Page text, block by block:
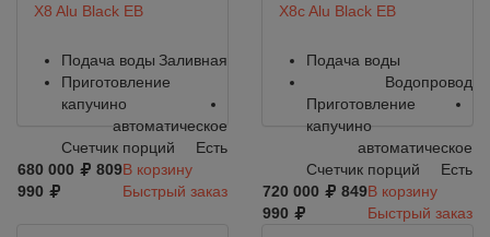
X8 Alu Black EВ
Подача воды Заливная
Приготовление
капучино
автоматическое
Счетчик порций
Есть
680 000
809
990
В корзину
Быстрый заказ
X8c Alu Black EВ
Подача воды
Водопровод
Приготовление
капучино
автоматическое
Счетчик порций
Есть
720 000
849
990
В корзину
Быстрый заказ